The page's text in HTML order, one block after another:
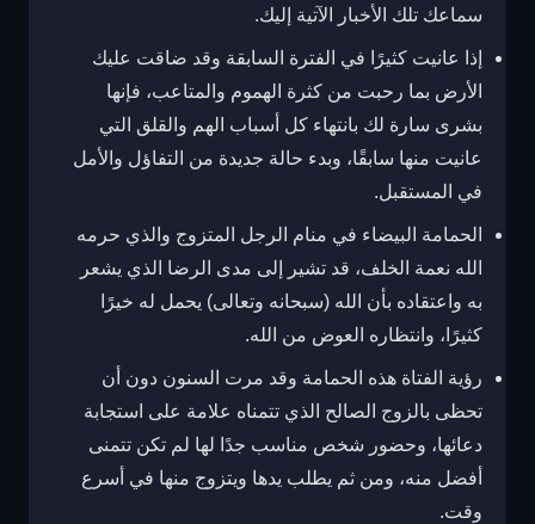
سماعك تلك الأخبار الآتية إليك.
إذا عانيت كثيرًا في الفترة السابقة وقد ضاقت عليك
الأرض بما رحبت من كثرة الهموم والمتاعب، فإنها
بشرى سارة لك بانتهاء كل أسباب الهم والقلق التي
عانيت منها سابقًا، وبدء حالة جديدة من التفاؤل والأمل
في المستقبل.
الحمامة البيضاء في منام الرجل المتزوج والذي حرمه
الله نعمة الخلف، قد تشير إلى مدى الرضا الذي يشعر
به واعتقاده بأن الله (سبحانه وتعالى) يحمل له خيرًا
كثيرًا، وانتظاره العوض من الله.
رؤية الفتاة هذه الحمامة وقد مرت السنون دون أن
تحظى بالزوج الصالح الذي تتمناه علامة على استجابة
دعائها، وحضور شخص مناسب جدًا لها لم تكن تتمنى
أفضل منه، ومن ثم يطلب يدها ويتزوج منها في أسرع
وقت.